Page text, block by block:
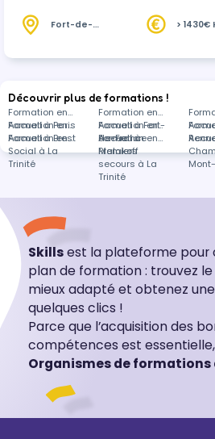
Fort-de-
> 1430€
Découvrir plus de formations !
Formation en
Accueil à Paris
Formation en
Accueil à Fort-
de-France
Formation en
Accueil à Brest
Formation en
Accueil à
Malakoff
Formation en
Social à La
Trinité
Formation en
Premiers
secours à La
Trinité
Skillsest la plateforme pour
plan de formation : trouvez
mieux adapté et obtenez
quelques clics !
Parce que l’acquisition des
compétences est essentielle,
Organismes de formations